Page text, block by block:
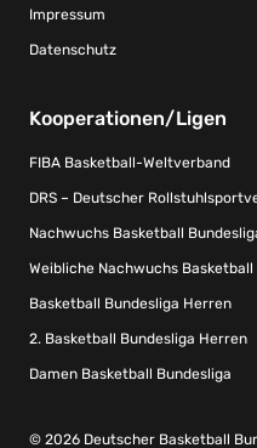
Impressum
Datenschutz
Kooperationen/Ligen
FIBA Basketball-Weltverband
DRS – Deutscher
Nachwuchs Basketball
Weibliche Nachwuchs Basketball
Basketball Bundesliga Herren
2. Basketball Bundesliga Herren
Damen Basketball Bundesliga
© 2026 Deutscher Basketball